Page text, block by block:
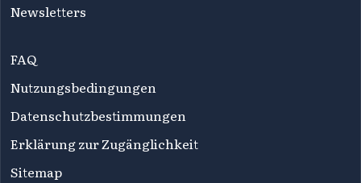
Newsletters
FAQ
Nutzungsbedingungen
Datenschutzbestimmungen
Erklärung zur Zugänglichkeit
Sitemap